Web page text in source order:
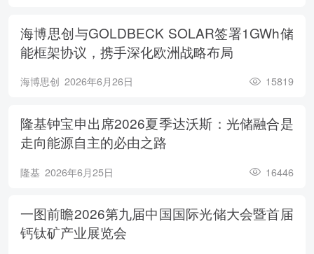
海博思创与GOLDBECK SOLAR签署1GWh储
能框架协议，携手深化欧洲战略布局
海博思创 2026年6月26日 15819
隆基钟宝申出席2026夏季达沃斯：光储融合是
走向能源自主的必由之路
隆基 2026年6月25日 16446
一图前瞻2026第九届中国国际光储大会暨首届
钙钛矿产业展览会